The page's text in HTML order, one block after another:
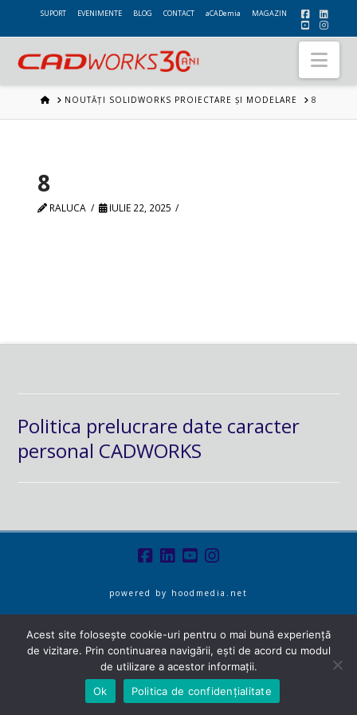
SUPORT EVENIMENTE BLOG CONTACT aCADemia MAGAZIN
HOMENOUTĂȚI SOLIDWORKS PROIECTARE ȘI MODELARE 8
8
RALUCA IULIE 22, 2025
Politica prelucrare date caracter
personal CADWORKS
powered by hoodmedia.net
Acest site folosește cookie-uri pentru o mai bună experiență
de vizitare. Prin continuarea navigării, ești de acord cu modul
de utilizare a acestor informații.
Ok
Politica de confidențialitate